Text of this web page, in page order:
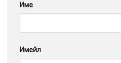
Име
Имейл